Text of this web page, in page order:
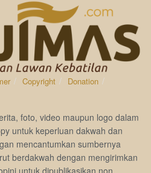
Copyright
Donation
foto, video maupun logo dalam
untuk keperluan dakwah dan
mencantumkan sumbernya
berdakwah dengan mengirimkan
untuk dipublikasikan non